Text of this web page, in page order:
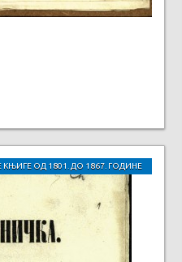
КЊИГЕ ОД 1801. ДО 1867. ГОДИНЕ